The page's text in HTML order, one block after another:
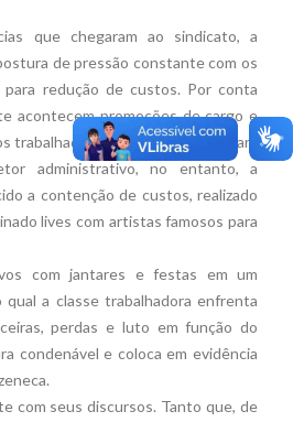
que chegaram ao sindicato, a
de pressão constante com os
para redução de custos. Por conta
acontecem promoções de cargo e
trabalhadores e trabalhadoras. Para
administrativo, no entanto, a
a contenção de custos, realizado
lives com artistas famosos para
com jantares e festas em um
qual a classe trabalhadora enfrenta
perdas e luto em função do
condenável e coloca em evidência
com seus discursos. Tanto que, de